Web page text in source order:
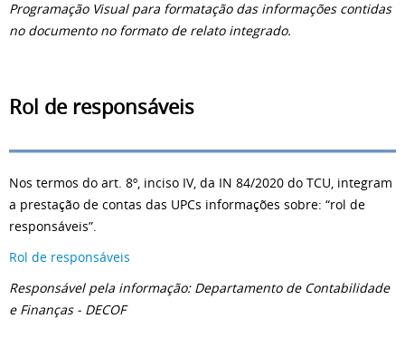
Programação Visual para formatação das informações contidas
no documento no formato de relato integrado.
Rol de responsáveis
Nos termos do art. 8º, inciso IV, da IN 84/2020 do TCU, integram
a prestação de contas das UPCs informações sobre: “rol de
responsáveis”.
Rol de responsáveis
Responsável pela informação: Departamento de Contabilidade
e Finanças - DECOF